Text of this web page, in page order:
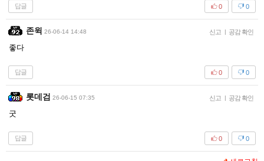
답글 0
0
존윅 26-06-14 14:48 신고 공감 확인
좋다
답글 0
0
롯데검 26-06-15 07:35 신고 공감 확인
굿
답글 0
0